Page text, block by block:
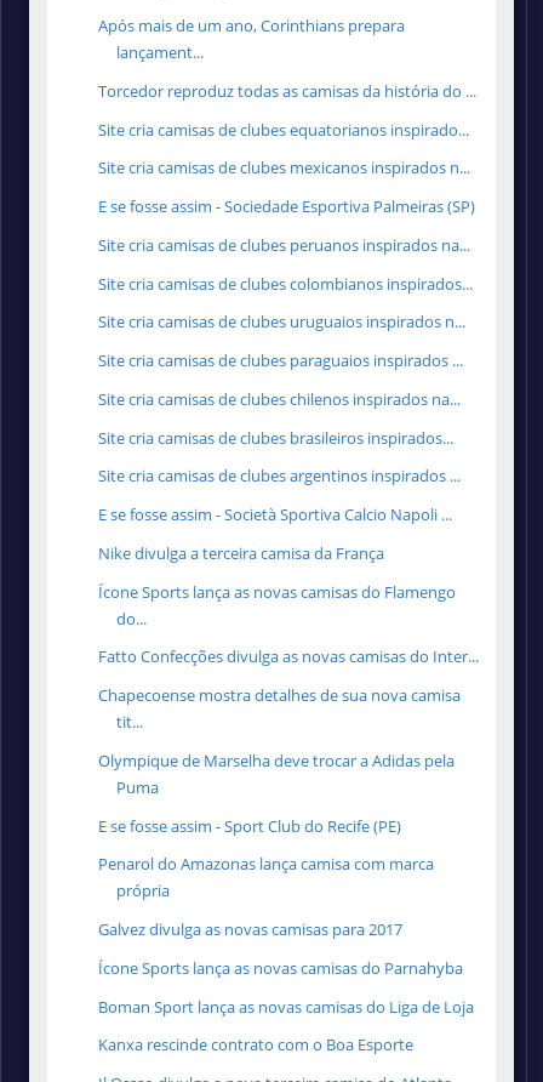
Após mais de um ano, Corinthians prepara
lançament...
Torcedor reproduz todas as camisas da história do ...
Site cria camisas de clubes equatorianos inspirado...
Site cria camisas de clubes mexicanos inspirados n...
E se fosse assim - Sociedade Esportiva Palmeiras (SP)
Site cria camisas de clubes peruanos inspirados na...
Site cria camisas de clubes colombianos inspirados...
Site cria camisas de clubes uruguaios inspirados n...
Site cria camisas de clubes paraguaios inspirados ...
Site cria camisas de clubes chilenos inspirados na...
Site cria camisas de clubes brasileiros inspirados...
Site cria camisas de clubes argentinos inspirados ...
E se fosse assim - Società Sportiva Calcio Napoli ...
Nike divulga a terceira camisa da França
Ícone Sports lança as novas camisas do Flamengo
do...
Fatto Confecções divulga as novas camisas do Inter...
Chapecoense mostra detalhes de sua nova camisa
tit...
Olympique de Marselha deve trocar a Adidas pela
Puma
E se fosse assim - Sport Club do Recife (PE)
Penarol do Amazonas lança camisa com marca
própria
Galvez divulga as novas camisas para 2017
Ícone Sports lança as novas camisas do Parnahyba
Boman Sport lança as novas camisas do Liga de Loja
Kanxa rescinde contrato com o Boa Esporte